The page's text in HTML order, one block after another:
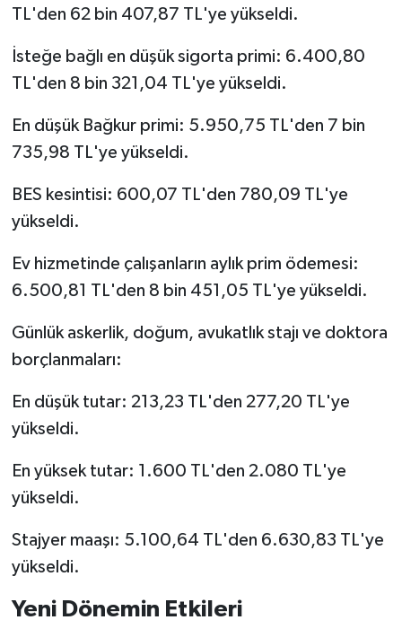
TL'den 62 bin 407,87 TL'ye yükseldi.
İsteğe bağlı en düşük sigorta primi: 6.400,80
TL'den 8 bin 321,04 TL'ye yükseldi.
En düşük Bağkur primi: 5.950,75 TL'den 7 bin
735,98 TL'ye yükseldi.
BES kesintisi: 600,07 TL'den 780,09 TL'ye
yükseldi.
Ev hizmetinde çalışanların aylık prim ödemesi:
6.500,81 TL'den 8 bin 451,05 TL'ye yükseldi.
Günlük askerlik, doğum, avukatlık stajı ve doktora
borçlanmaları:
En düşük tutar: 213,23 TL'den 277,20 TL'ye
yükseldi.
En yüksek tutar: 1.600 TL'den 2.080 TL'ye
yükseldi.
Stajyer maaşı: 5.100,64 TL'den 6.630,83 TL'ye
yükseldi.
Yeni Dönemin Etkileri